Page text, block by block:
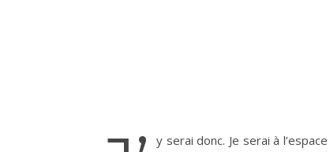
y serai donc. Je serai à